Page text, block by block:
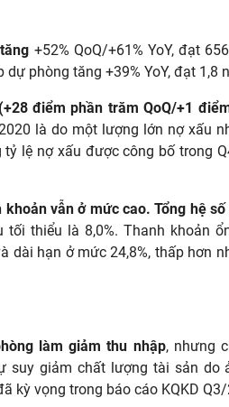
+52% QoQ/+61% YoY, đạt
phòng tăng +39% YoY, đạt 1,8
điểm phần trăm QoQ/+1
là do một lượng lớn nợ xấu
lệ nợ xấu được công bố trong
khoản vẫn ở mức cao. Tổng hệ
tối thiểu là 8,0%. Thanh khoản
dài hạn ở mức 24,8%, thấp hơn
làm giảm thu nhập, nhưng
suy giảm chất lượng tài sản do
kỳ vọng trong báo cáo KQKD